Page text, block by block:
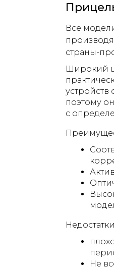
Все
страны-
Широкий
устройств
поэтому
с
Не